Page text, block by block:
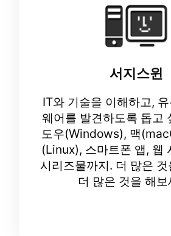
서지스윈
IT와 기술을 이해하고,
웨어를 발견하도록 돕고
도우(Windows), 맥
(Linux), 스마트폰 앱, 웹
시리즈물까지. 더 많은
더 많은 것을 해보